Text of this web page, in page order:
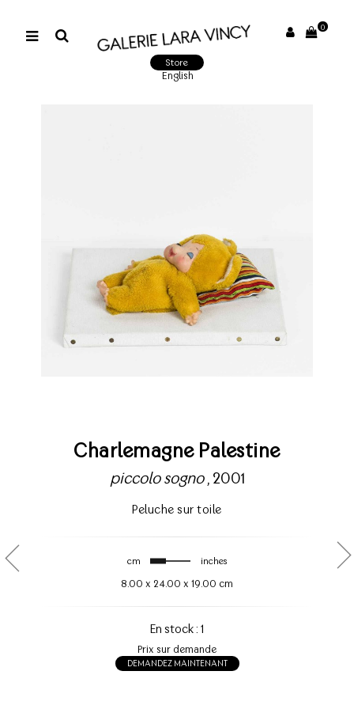
0
Store
English
Charlemagne Palestine
piccolo sogno, 2001
Peluche sur toile
cm inches
8.00 x 24.00 x 19.00 cm
En stock : 1
Prix sur demande
DEMANDEZ MAINTENANT